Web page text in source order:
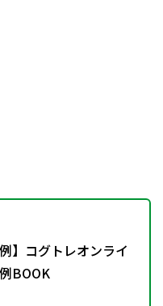
例】コグトレオンライ
BOOK